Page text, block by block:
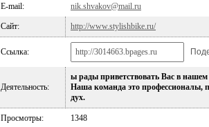
E-mail: nik.shvakov@mail.ru
Сайт: http://www.stylishbike.ru/
Ссылка:
Деятельность:
ы рады приветствовать Вас в
Наша команда это профессионалы,
дух.
Просмотры: 1348